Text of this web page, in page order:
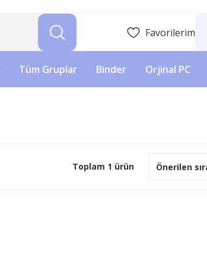
Favorilerim
Tüm Gruplar Binder Orjinal PC
Toplam 1 ürün